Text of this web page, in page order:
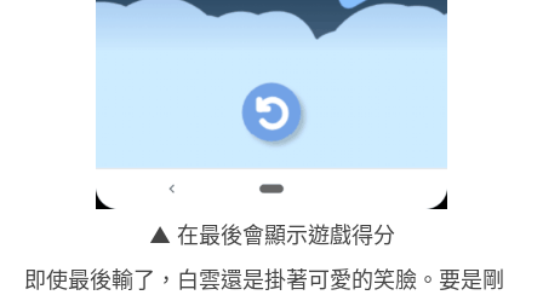
▲ 在最後會顯示遊戲得分
即使最後輸了，白雲還是掛著可愛的笑臉。要是剛